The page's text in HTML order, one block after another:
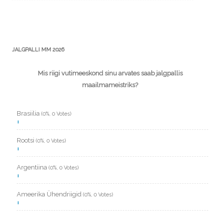
JALGPALLI MM 2026
Mis riigi vutimeeskond sinu arvates saab jalgpallis
maailmameistriks?
Brasiilia (0%, 0 Votes)
Rootsi (0%, 0 Votes)
Argentiina (0%, 0 Votes)
Ameerika Ühendriigid (0%, 0 Votes)